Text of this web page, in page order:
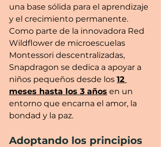
una base sólida para el aprendizaje
y el crecimiento permanente.
Como parte de la innovadora Red
Wildflower de microescuelas
Montessori descentralizadas,
Snapdragon se dedica a apoyar a
niños pequeños desde los 12
meses hasta los 3 años en un
entorno que encarna el amor, la
bondad y la paz.
Adoptando los principios